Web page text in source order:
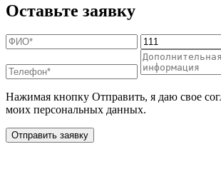
Оставьте заявку
Нажимая кнопку Отправить, я даю свое
моих персональных данных.
Отправить заявку